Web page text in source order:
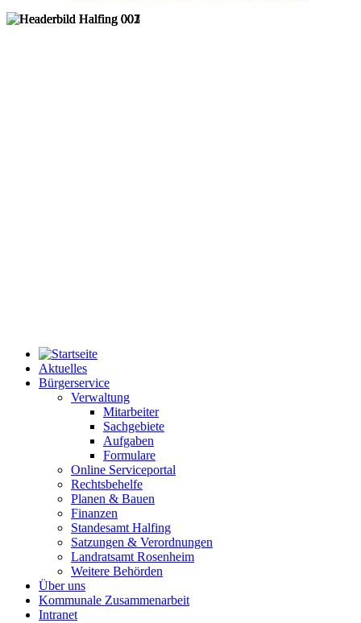
Aktuelles
Bürgerservice
Verwaltung
Mitarbeiter
Sachgebiete
Aufgaben
Formulare
Online Serviceportal
Rechtsbehelfe
Planen & Bauen
Finanzen
Standesamt Halfing
Satzungen & Verordnungen
Landratsamt Rosenheim
Weitere Behörden
Über uns
Kommunale Zusammenarbeit
Intranet